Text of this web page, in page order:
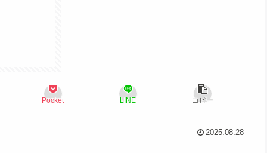
Pocket LINE コピー
2025.08.28